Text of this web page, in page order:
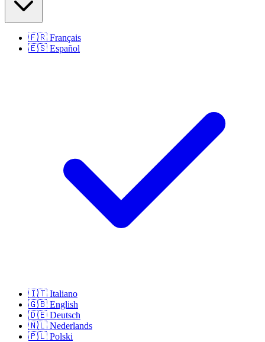
🇫🇷 Français
🇪🇸 Español
🇮🇹 Italiano
🇬🇧 English
🇩🇪 Deutsch
🇳🇱 Nederlands
🇵🇱 Polski